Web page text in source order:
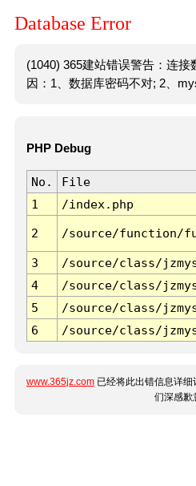
Database Error
(1040) 365建站错误警告：连接
因：1、数据库密码不对; 2、
PHP Debug
No. File
1
/index.php
2 /source/function/
3 /source/class/
4
/source/class/
5
/source/class/
6
/source/class/
www.365jz.com 已经将此出错信息详
们深感歉